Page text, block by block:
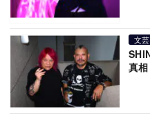
文芸
真相